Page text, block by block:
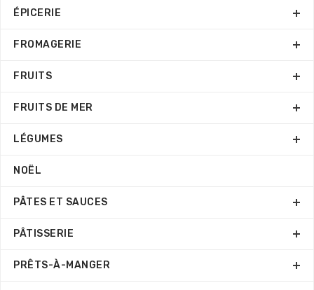
ÉPICERIE
FROMAGERIE
FRUITS
FRUITS DE MER
LÉGUMES
NOËL
PÂTES ET SAUCES
PÂTISSERIE
PRÊTS-À-MANGER